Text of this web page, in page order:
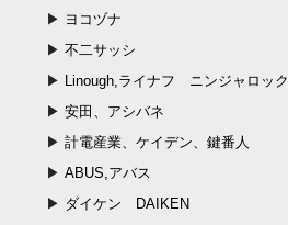
ヨコヅナ
不二サッシ
Linough,ライナフ ニンジャロック
安田、アシバネ
計電産業、ケイデン、鍵番人
ABUS,アバス
ダイケン DAIKEN